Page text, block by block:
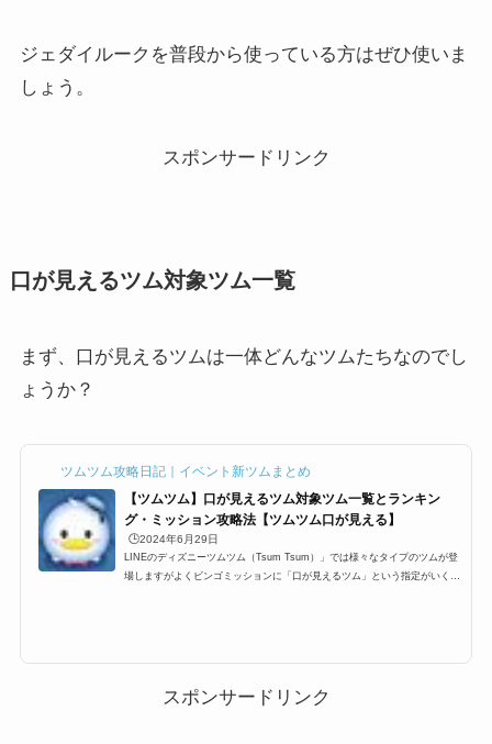
ジェダイルークを普段から使っている方はぜひ使いま
しょう。
スポンサードリンク
口が見えるツム対象ツム一覧
まず、口が見えるツムは一体どんなツムたちなのでし
ょうか？
ツムツム攻略日記｜イベント新ツムまとめ
【ツムツム】口が見えるツム対象ツム一覧とランキン
グ・ミッション攻略法【ツムツム口が見える】
🕒️2024年6月29日
LINEのディズニーツムツム（Tsum Tsum）」では様々なタイプのツムが登
場しますがよくビンゴミッションに「口が見えるツム」という指定がいくつ
ムツム口が見えるツムは一体ど...
スポンサードリンク